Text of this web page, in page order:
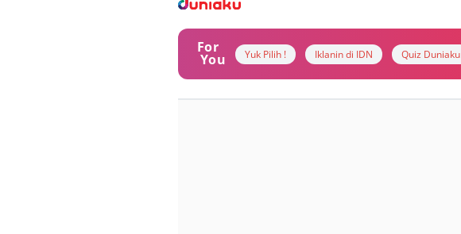
For
You Yuk Pilih ! Iklanin di IDN Quiz Duniaku